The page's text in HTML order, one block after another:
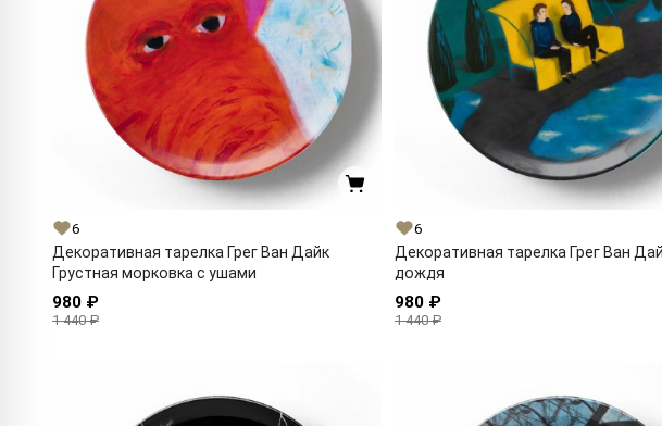
6
Декоративная тарелка Грег Ван Дайк
Грустная морковка с ушами
980 ₽
1 440 ₽
6
Декоративная тарелка Грег Ван
дождя
980 ₽
1 440 ₽